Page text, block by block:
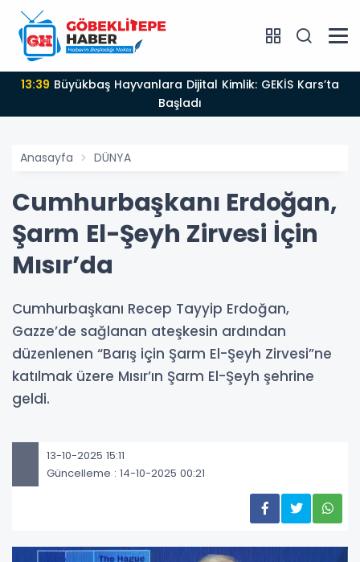
13:39
Başladı
Anasayfa DÜNYA
Cumhurbaşkanı Erdoğan,
Şarm El-Şeyh Zirvesi İçin
Mısır’da
Cumhurbaşkanı Recep Tayyip Erdoğan,
Gazze’de sağlanan ateşkesin ardından
düzenlenen “Barış için Şarm El-Şeyh Zirvesi”ne
katılmak üzere Mısır’ın Şarm El-Şeyh şehrine
geldi.
13-10-2025 15:11
Güncelleme : 14-10-2025 00:21